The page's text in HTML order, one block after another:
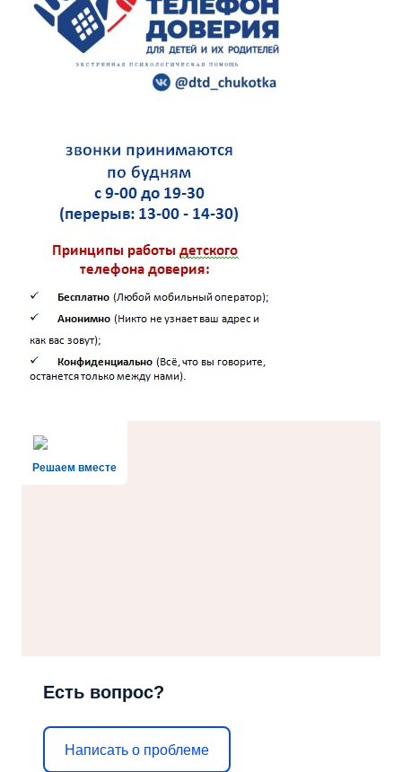
Решаем вместе
Есть вопрос?
Написать о проблеме